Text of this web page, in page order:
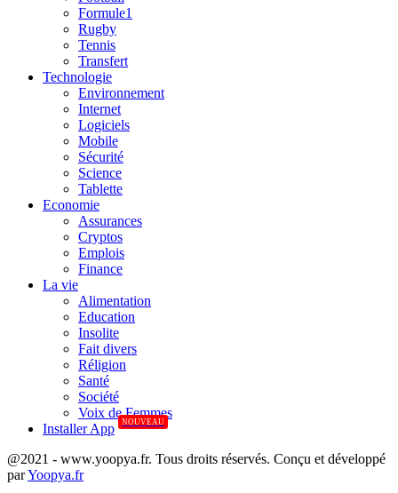
Formule1
Rugby
Tennis
Transfert
Technologie
Environnement
Internet
Logiciels
Mobile
Sécurité
Science
Tablette
Economie
Assurances
Cryptos
Emplois
Finance
La vie
Alimentation
Education
Insolite
Fait divers
Réligion
Santé
Société
Voix de Femmes
Installer App
NOUVEAU
@2021 - www.yoopya.fr. Tous droits réservés. Conçu et développé
parYoopya.fr